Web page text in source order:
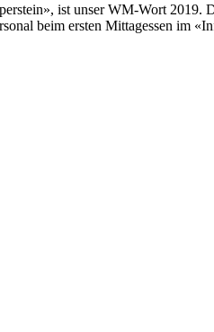
ist unser WM-Wort 2019.
beim ersten Mittagessen im